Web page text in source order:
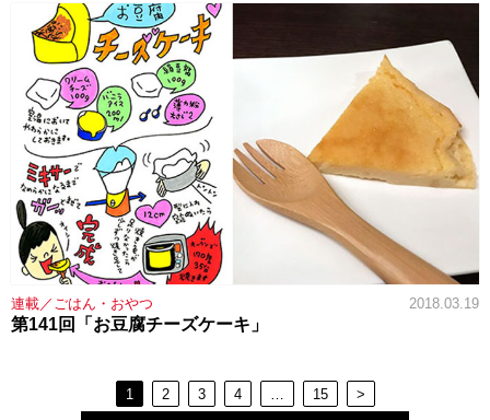
連載／ごはん・おやつ 2018.03.19
第141回「お豆腐チーズケーキ」
1 2 3 4 15 >